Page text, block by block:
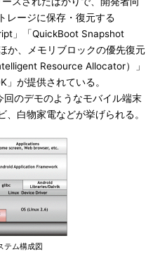
レージに保存・復元する
」「QuickBoot Snapshot
か、メモリブロックの優先復元
Resource Allocator）」
が提供されている。
のデモのようなモバイル端末
白物家電などが挙げられる。
ム構成図